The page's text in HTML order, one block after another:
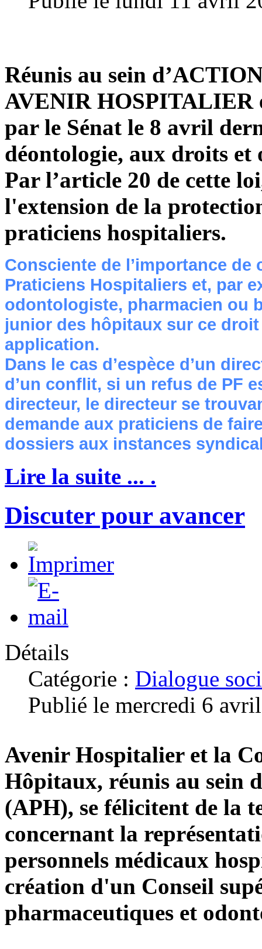
Réunis au sein
AVENIR HOSPITALIER
par le Sénat le 8 avril
déontologie, aux droits
Par l’article 20 de cette
l'extension de la
praticiens hospitaliers.
Consciente de l’importance de
Praticiens Hospitaliers et, par
odontologiste, pharmacien ou
junior des hôpitaux sur ce
application.
Dans le cas d’espèce d’un
d’un conflit, si un refus de PF
directeur, le directeur se
demande aux praticiens de
dossiers aux instances
Lire la suite ... .
Discuter pour avancer
Détails
Catégorie : Dialogue
Publié le mercredi 6
Avenir Hospitalier et la
Hôpitaux, réunis au sein
(APH), se félicitent de la
concernant la
personnels médicaux
création d'un Conseil
pharmaceutiques et